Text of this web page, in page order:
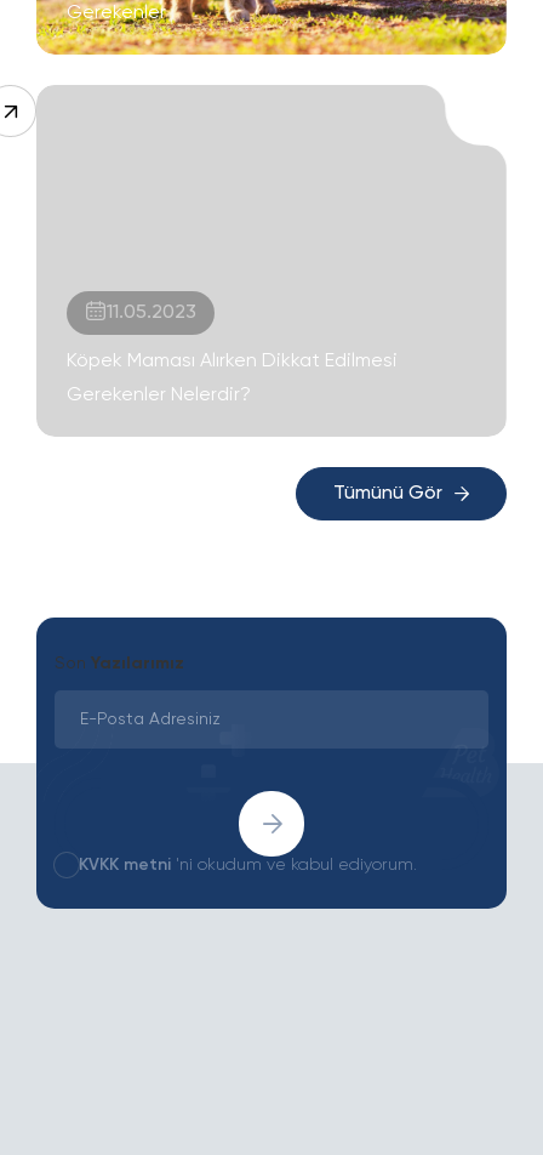
Gerekenler
11.05.2023
Köpek Maması Alırken Dikkat Edilmesi
Gerekenler Nelerdir?
Tümünü Gör
Son Yazılarımız
KVKK metni 'ni okudum ve kabul ediyorum.